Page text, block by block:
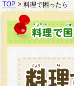
TOP >料理で困ったら